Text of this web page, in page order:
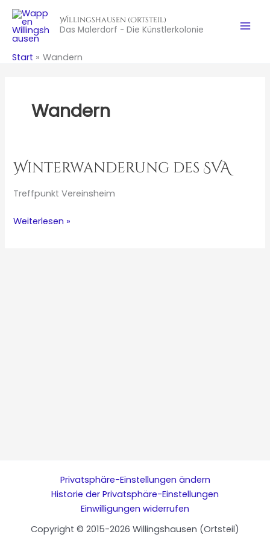
Zum
Inhalt
springen
Willingshausen (Ortsteil)
Das Malerdorf - Die Künstlerkolonie
Start Wandern
Wandern
Winterwanderung des SVA
Treffpunkt Vereinsheim
Winterwanderung
Weiterlesen »
Privatsphäre-Einstellungen ändern
Historie der Privatsphäre-Einstellungen
Einwilligungen widerrufen
Copyright © 2015-2026 Willingshausen (Ortsteil)